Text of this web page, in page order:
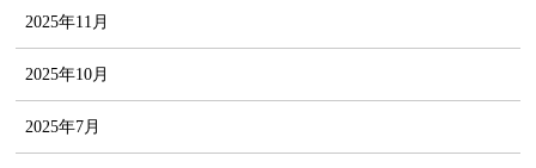
2025年11月
2025年10月
2025年7月